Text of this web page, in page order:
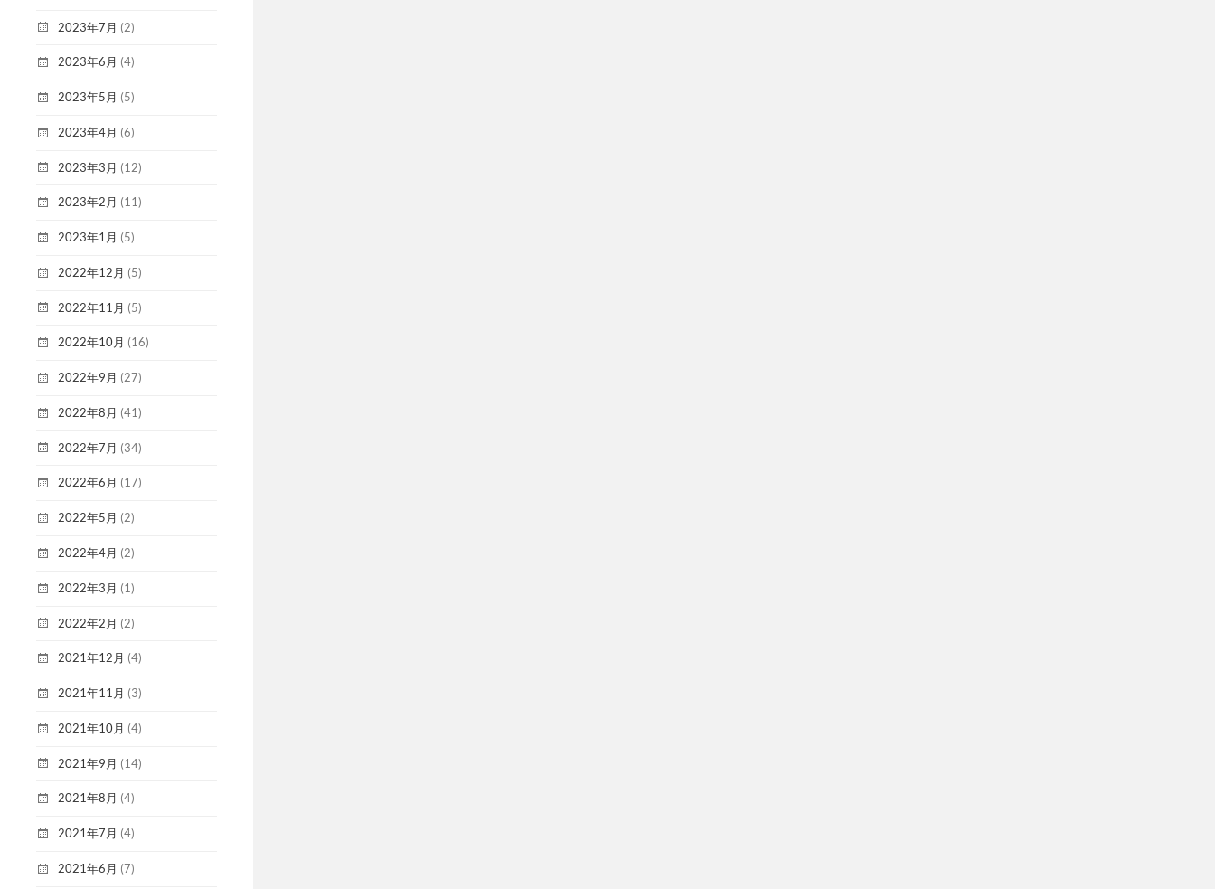
2023年7月 (2)
2023年6月 (4)
2023年5月 (5)
2023年4月 (6)
2023年3月 (12)
2023年2月 (11)
2023年1月 (5)
2022年12月 (5)
2022年11月 (5)
2022年10月 (16)
2022年9月 (27)
2022年8月 (41)
2022年7月 (34)
2022年6月 (17)
2022年5月 (2)
2022年4月 (2)
2022年3月 (1)
2022年2月 (2)
2021年12月 (4)
2021年11月 (3)
2021年10月 (4)
2021年9月 (14)
2021年8月 (4)
2021年7月 (4)
2021年6月 (7)